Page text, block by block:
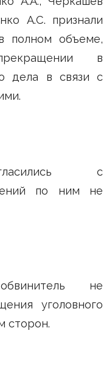
А.С. признали
полном объеме,
в
дела в связи с
с
по ним не
не
уголовного
сторон.